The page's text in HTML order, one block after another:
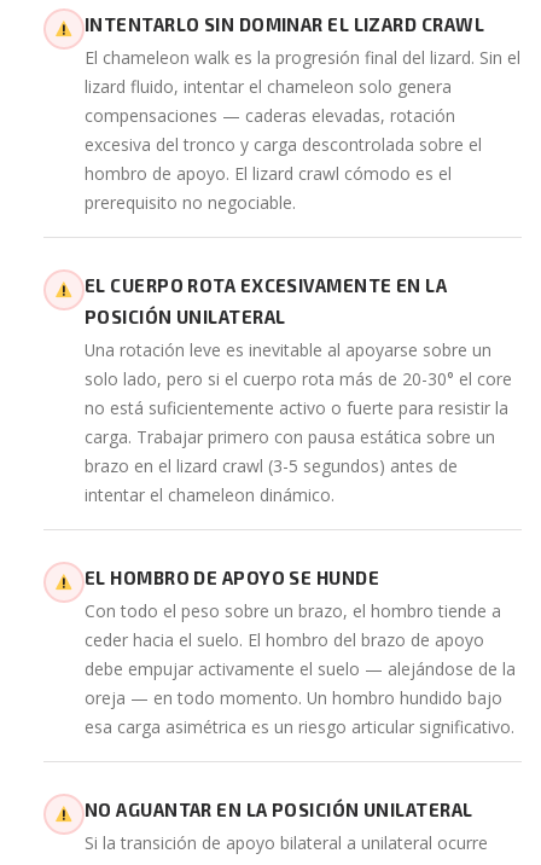
INTENTARLO SIN DOMINAR EL LIZARD CRAWL
El chameleon walk es la progresión final del lizard. Sin el
lizard fluido, intentar el chameleon solo genera
compensaciones — caderas elevadas, rotación
excesiva del tronco y carga descontrolada sobre el
hombro de apoyo. El lizard crawl cómodo es el
prerequisito no negociable.
EL CUERPO ROTA EXCESIVAMENTE EN LA
POSICIÓN UNILATERAL
Una rotación leve es inevitable al apoyarse sobre un
solo lado, pero si el cuerpo rota más de 20-30° el core
no está suficientemente activo o fuerte para resistir la
carga. Trabajar primero con pausa estática sobre un
brazo en el lizard crawl (3-5 segundos) antes de
intentar el chameleon dinámico.
EL HOMBRO DE APOYO SE HUNDE
Con todo el peso sobre un brazo, el hombro tiende a
ceder hacia el suelo. El hombro del brazo de apoyo
debe empujar activamente el suelo — alejándose de la
oreja — en todo momento. Un hombro hundido bajo
esa carga asimétrica es un riesgo articular significativo.
NO AGUANTAR EN LA POSICIÓN UNILATERAL
Si la transición de apoyo bilateral a unilateral ocurre